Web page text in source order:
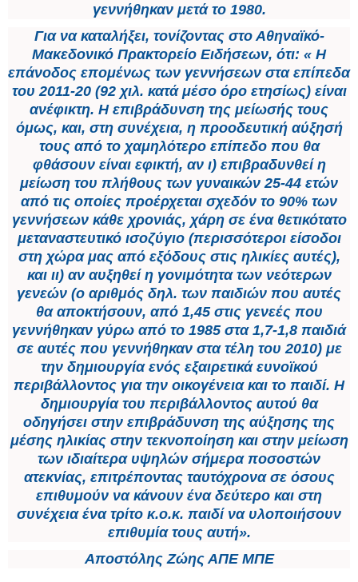
γεννήθηκαν μετά το 1980.
Για να καταλήξει, τονίζοντας στο Αθηναϊκό-
Μακεδονικό Πρακτορείο Ειδήσεων, ότι: « Η
επάνοδος επομένως των γεννήσεων στα επίπεδα
του 2011-20 (92 χιλ. κατά μέσο όρο ετησίως) είναι
ανέφικτη. Η επιβράδυνση της μείωσής τους
όμως, και, στη συνέχεια, η προοδευτική αύξησή
τους από το χαμηλότερο επίπεδο που θα
φθάσουν είναι εφικτή, αν ι) επιβραδυνθεί η
μείωση του πλήθους των γυναικών 25-44 ετών
από τις οποίες προέρχεται σχεδόν το 90% των
γεννήσεων κάθε χρονιάς, χάρη σε ένα θετικότατο
μεταναστευτικό ισοζύγιο (περισσότεροι είσοδοι
στη χώρα μας από εξόδους στις ηλικίες αυτές),
και ιι) αν αυξηθεί η γονιμότητα των νεότερων
γενεών (ο αριθμός δηλ. των παιδιών που αυτές
θα αποκτήσουν, από 1,45 στις γενεές που
γεννήθηκαν γύρω από το 1985 στα 1,7-1,8 παιδιά
σε αυτές που γεννήθηκαν στα τέλη του 2010) με
την δημιουργία ενός εξαιρετικά ευνοϊκού
περιβάλλοντος για την οικογένεια και το παιδί. Η
δημιουργία του περιβάλλοντος αυτού θα
οδηγήσει στην επιβράδυνση της αύξησης της
μέσης ηλικίας στην τεκνοποίηση και στην μείωση
των ιδιαίτερα υψηλών σήμερα ποσοστών
ατεκνίας, επιτρέποντας ταυτόχρονα σε όσους
επιθυμούν να κάνουν ένα δεύτερο και στη
συνέχεια ένα τρίτο κ.ο.κ. παιδί να υλοποιήσουν
επιθυμία τους αυτή».
Αποστόλης Ζώης ΑΠΕ ΜΠΕ